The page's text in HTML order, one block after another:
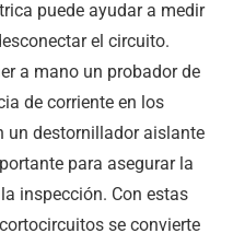
puede ayudar a medir
el circuito.
a mano un probador de
de corriente en los
un destornillador aislante
para asegurar la
inspección. Con estas
se convierte